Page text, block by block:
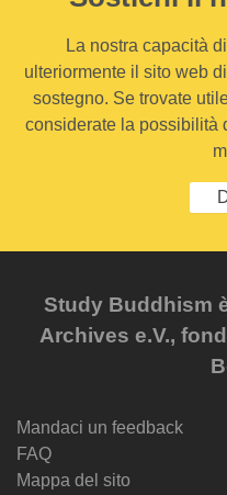
La nostra capacità
ulteriormente il sito web
sostegno. Se trovate
considerate la possibilità
Study Buddhism
Archives e.V.,
Mandaci un feedback
FAQ
Mappa del sito